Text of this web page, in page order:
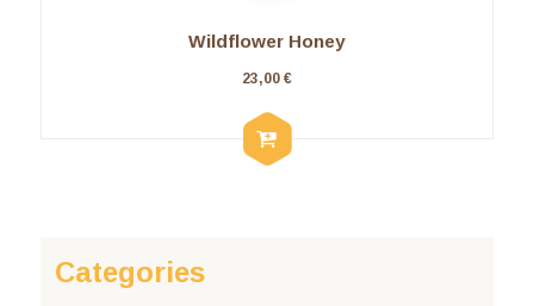
Wildflower Honey
23,00 €
Categories